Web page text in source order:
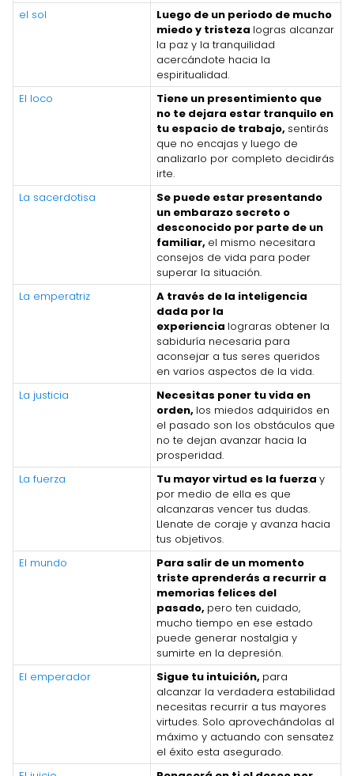
el sol
Luego de un periodo de mucho
miedo y tristeza logras alcanzar
la paz y la tranquilidad
acercándote hacia la
espiritualidad.
El loco
Tiene un presentimiento que
no te dejara estar tranquilo en
tu espacio de trabajo, sentirás
que no encajas y luego de
analizarlo por completo decidirás
irte.
La sacerdotisa
Se puede estar presentando
un embarazo secreto o
desconocido por parte de un
familiar, el mismo necesitara
consejos de vida para poder
superar la situación.
La emperatriz
A través de la inteligencia
dada por la
experiencia lograras obtener la
sabiduría necesaria para
aconsejar a tus seres queridos
en varios aspectos de la vida.
La justicia
Necesitas poner tu vida en
orden, los miedos adquiridos en
el pasado son los obstáculos que
no te dejan avanzar hacia la
prosperidad.
La fuerza
Tu mayor virtud es la fuerza y
por medio de ella es que
alcanzaras vencer tus dudas.
Llenate de coraje y avanza hacia
tus objetivos.
El mundo
Para salir de un momento
triste aprenderás a recurrir a
memorias felices del
pasado, pero ten cuidado,
mucho tiempo en ese estado
puede generar nostalgia y
sumirte en la depresión.
El emperador
Sigue tu intuición, para
alcanzar la verdadera estabilidad
necesitas recurrir a tus mayores
virtudes. Solo aprovechándolas al
máximo y actuando con sensatez
el éxito esta asegurado.